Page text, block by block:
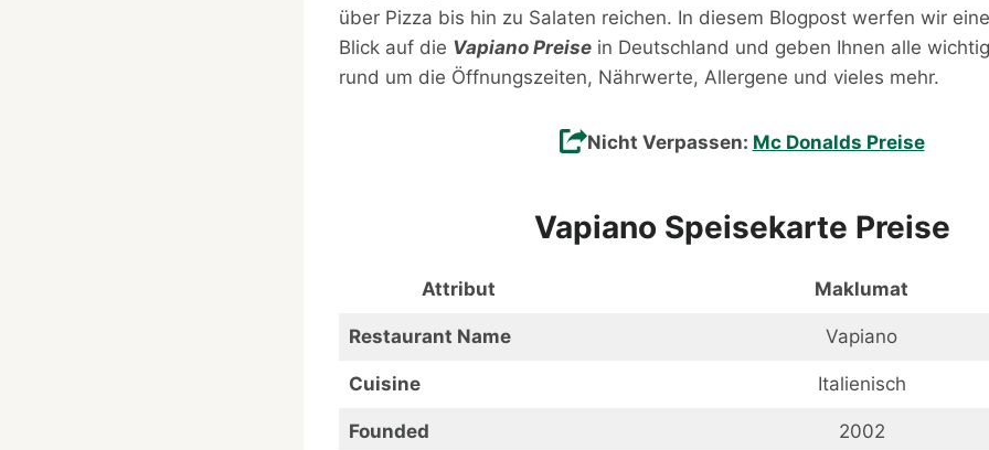
über Pizza bis hin zu Salaten reichen. In diesem Blogpost werfen wir
Blick auf die Vapiano Preise in Deutschland und geben Ihnen alle
rund um die Öffnungszeiten, Nährwerte, Allergene und vieles mehr.
Nicht Verpassen: Mc Donalds Preise
Vapiano Speisekarte Preise
Attribut Maklumat
Restaurant Name Vapiano
Cuisine Italienisch
Founded 2002